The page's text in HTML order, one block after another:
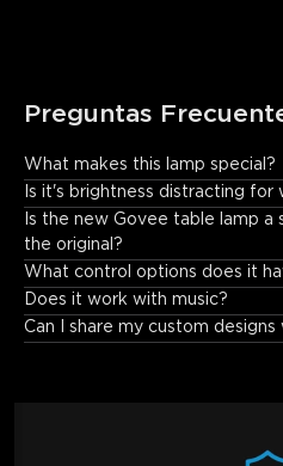
Preguntas
What makes this lamp special?
It offers: • Incredible color and
synchronization. • Unique visual
Is it's brightness distracting for
Is the new Govee table lamp
the original?
What control options does it
Does it work with music?
Can I share my custom designs